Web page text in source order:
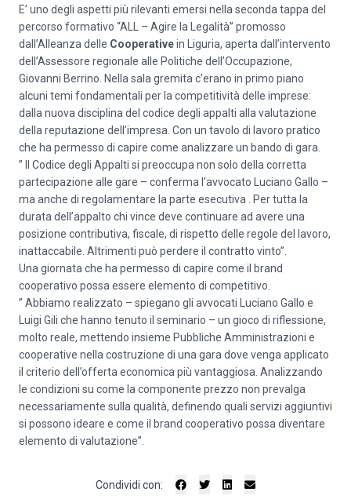
E’ uno degli aspetti più rilevanti emersi nella seconda tappa del
percorso formativo “ALL – Agire la Legalità” promosso
dall’Alleanza delle Cooperativein Liguria, aperta dall’intervento
dell’Assessore regionale alle Politiche dell’Occupazione,
Giovanni Berrino. Nella sala gremita c’erano in primo piano
alcuni temi fondamentali per la competitività delle imprese:
dalla nuova disciplina del codice degli appalti alla valutazione
della reputazione dell’impresa. Con un tavolo di lavoro pratico
che ha permesso di capire come analizzare un bando di gara.
” Il Codice degli Appalti si preoccupa non solo della corretta
partecipazione alle gare – conferma l’avvocato Luciano Gallo –
ma anche di regolamentare la parte esecutiva . Per tutta la
durata dell’appalto chi vince deve continuare ad avere una
posizione contributiva, fiscale, di rispetto delle regole del lavoro,
inattaccabile. Altrimenti può perdere il contratto vinto”.
Una giornata che ha permesso di capire come il brand
cooperativo possa essere elemento di competitivo.
” Abbiamo realizzato – spiegano gli avvocati Luciano Gallo e
Luigi Gili che hanno tenuto il seminario – un gioco di riflessione,
molto reale, mettendo insieme Pubbliche Amministrazioni e
cooperative nella costruzione di una gara dove venga applicato
il criterio dell’offerta economica più vantaggiosa. Analizzando
le condizioni su come la componente prezzo non prevalga
necessariamente sulla qualità, definendo quali servizi aggiuntivi
si possono ideare e come il brand cooperativo possa diventare
elemento di valutazione”.
Condividi con: